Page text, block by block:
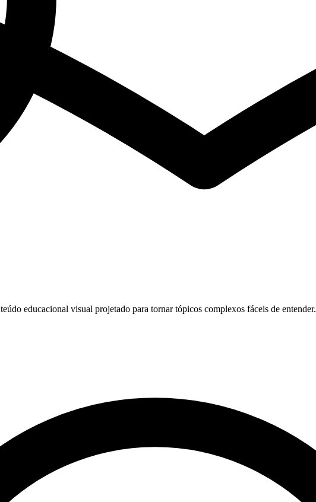
educacional visual projetado para tornar tópicos complexos fáceis de entender.